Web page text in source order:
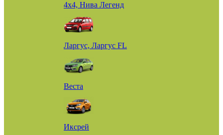
4х4, Нива Легенд
Ларгус, Ларгус FL
Веста
Иксрей